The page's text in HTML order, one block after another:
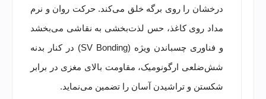
درخشان را روی برگه خلق می‌کند. حرکت روان و نرم
مداد روی کاغذ، حس لذت‌بخشی به نقاشی می‌بخشد
و فناوری چسباندن ویژه (SV Bonding) در کنار بدنه
شش‌ضلعی ارگونومیک، مقاومت بالای مغزی در برابر
شکستن و تراشیدن آسان را تضمین می‌نماید.